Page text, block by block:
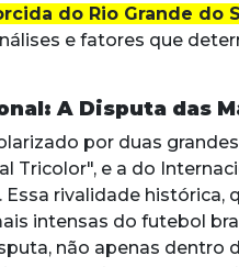
do Rio Grande do
e fatores que
A Disputa das
por duas
Tricolor", e a do
rivalidade histórica,
intensas do futebol
não apenas dentro